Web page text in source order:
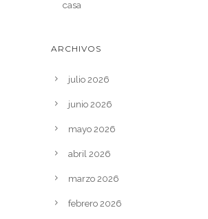
casa
ARCHIVOS
julio 2026
junio 2026
mayo 2026
abril 2026
marzo 2026
febrero 2026